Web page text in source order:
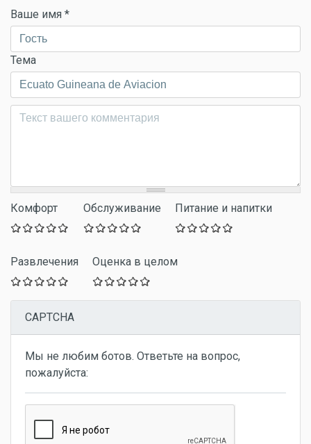
Ваше имя *
Тема
Комментарий*
Комфорт Обслуживание Питание и напитки
Развлечения Оценка в целом
CAPTCHA
Мы не любим ботов. Ответьте на вопрос,
пожалуйста: